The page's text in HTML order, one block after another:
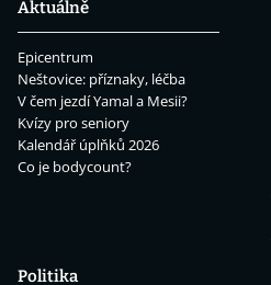
Aktuálně
Epicentrum
Neštovice: příznaky, léčba
V čem jezdí Yamal a Mesii?
Kvízy pro seniory
Kalendář úplňků 2026
Co je bodycount?
Politika